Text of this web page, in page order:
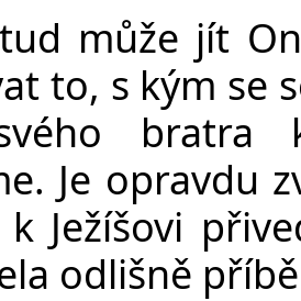
může jít
to, s kým se
Je opravdu
Ježíšovi
odlišně